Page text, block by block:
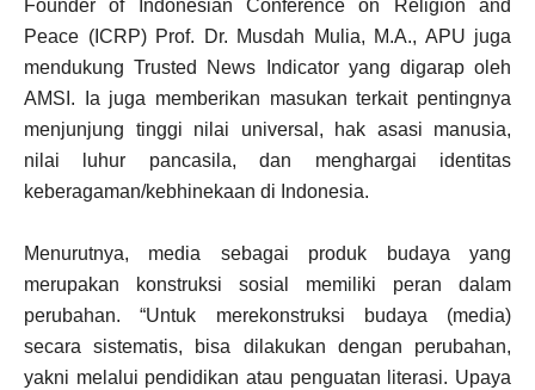
Founder of Indonesian Conference on Religion and
Peace (ICRP) Prof. Dr. Musdah Mulia, M.A., APU juga
mendukung Trusted News Indicator yang digarap oleh
AMSI. Ia juga memberikan masukan terkait pentingnya
menjunjung tinggi nilai universal, hak asasi manusia,
nilai luhur pancasila, dan menghargai identitas
keberagaman/kebhinekaan di Indonesia.
Menurutnya, media sebagai produk budaya yang
merupakan konstruksi sosial memiliki peran dalam
perubahan. “Untuk merekonstruksi budaya (media)
secara sistematis, bisa dilakukan dengan perubahan,
yakni melalui pendidikan atau penguatan literasi. Upaya